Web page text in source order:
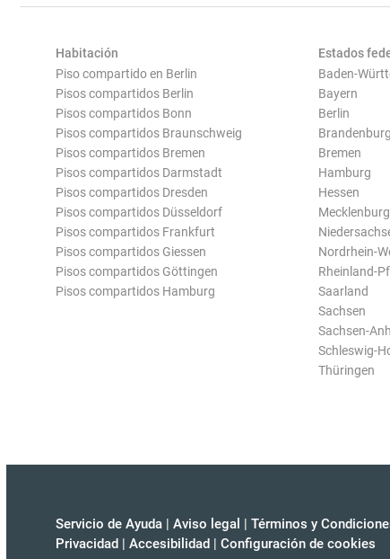
Habitación
Piso compartido en Berlin
Pisos compartidos Berlin
Pisos compartidos Bonn
Pisos compartidos Braunschweig
Pisos compartidos Bremen
Pisos compartidos Darmstadt
Pisos compartidos Dresden
Pisos compartidos Düsseldorf
Pisos compartidos Frankfurt
Pisos compartidos Giessen
Pisos compartidos Göttingen
Pisos compartidos Hamburg
Estados
Baden-
Bayern
Berlin
Brandenburg
Bremen
Hamburg
Hessen
Nordrhein-
Rheinland-
Saarland
Sachsen
Sachsen-
Schleswig-
Thüringen
Servicio de Ayuda | Aviso legal | Términos y
Privacidad | Accesibilidad | Configuración de cookies